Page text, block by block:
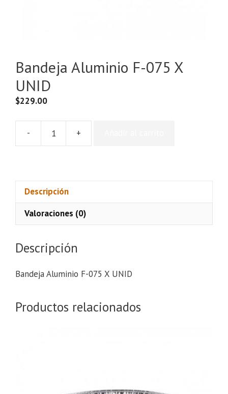
Bandeja Aluminio F-075 X
UNID
$229.00
-
UNID
+
Descripción
Valoraciones (0)
Descripción
Bandeja Aluminio F-075 X UNID
Productos relacionados